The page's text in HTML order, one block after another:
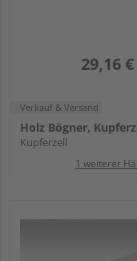
29,16 €
Verkauf & Versand
Holz Bögner,
Kupferzell
1 weiterer